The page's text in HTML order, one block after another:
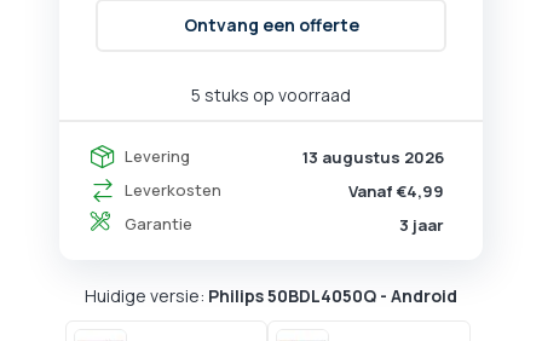
5 stuks op voorraad
Levering
13 augustus 2026
Leverkosten
Vanaf €4,99
Garantie
3 jaar
Ontvang een offerte
Huidige versie: Philips 50BDL4050Q - Android